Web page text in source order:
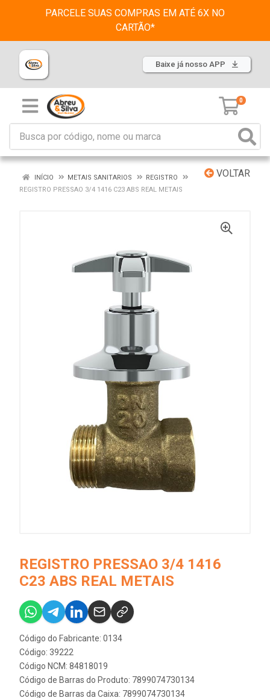
PARCELE SUAS COMPRAS EM ATÉ 6X NO
CARTÃO*
Baixe já nosso APP
0
VOLTAR
INÍCIO METAIS SANITARIOS
REGISTRO
REGISTRO PRESSAO 3/4 1416 C23 ABS REAL METAIS
REGISTRO PRESSAO 3/4 1416
C23 ABS REAL METAIS
Código do Fabricante: 0134
Código: 39222
Código NCM: 84818019
Código de Barras do Produto: 7899074730134
Código de Barras da Caixa: 7899074730134